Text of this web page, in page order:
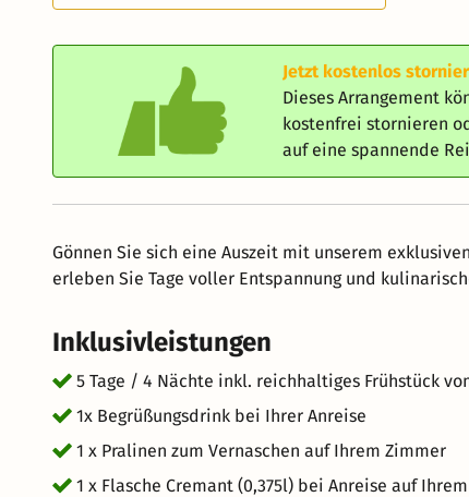
Jetzt kostenlos
Dieses Arrangement
kostenfrei stornieren
auf eine spannende
Gönnen Sie sich eine Auszeit mit unserem
erleben Sie Tage voller Entspannung und
Inklusivleistungen
5 Tage / 4 Nächte inkl. reichhaltiges Frühstück
1x Begrüßungsdrink bei Ihrer Anreise
1 x Pralinen zum Vernaschen auf Ihrem Zimmer
1 x Flasche Cremant (0,375l) bei Anreise auf